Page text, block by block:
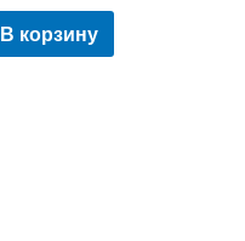
В корзину